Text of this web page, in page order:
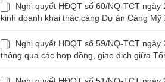
Nghị quyết HĐQT số 60/NQ-TCT
kinh doanh khai thác cảng Dự án Cảng Mỹ
Nghị quyết HĐQT số 59/NQ-TCT
thông qua các hợp đồng, giao dịch giữa